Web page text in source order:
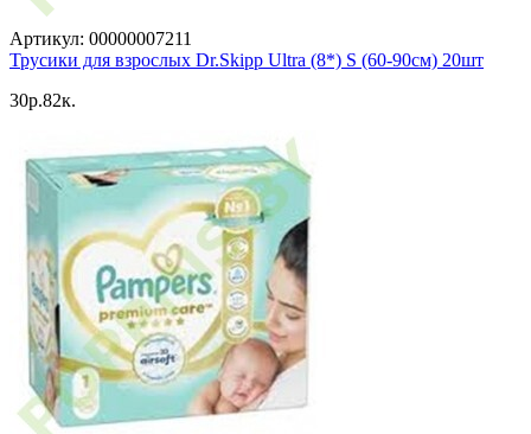
Артикул: 00000007211
Трусики для взрослых Dr.Skipp Ultra (8*) S (60-90см) 20шт
30p.82к.